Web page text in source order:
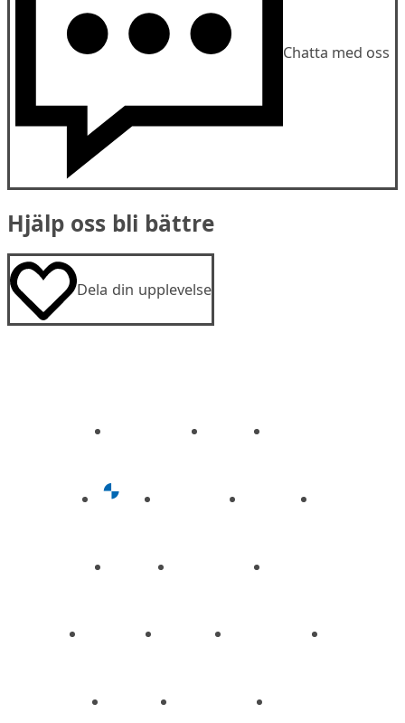
Chatta med oss
Hjälp oss bli bättre
Dela din upplevelse